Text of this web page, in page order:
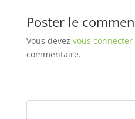
Poster le
Vous devez vous connecter
commentaire.